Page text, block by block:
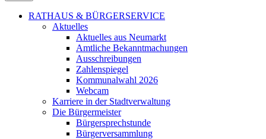
RATHAUS & BÜRGERSERVICE
Aktuelles
Aktuelles aus Neumarkt
Amtliche Bekanntmachungen
Ausschreibungen
Zahlenspiegel
Kommunalwahl 2026
Webcam
Karriere in der Stadtverwaltung
Die Bürgermeister
Bürgersprechstunde
Bürgerversammlung